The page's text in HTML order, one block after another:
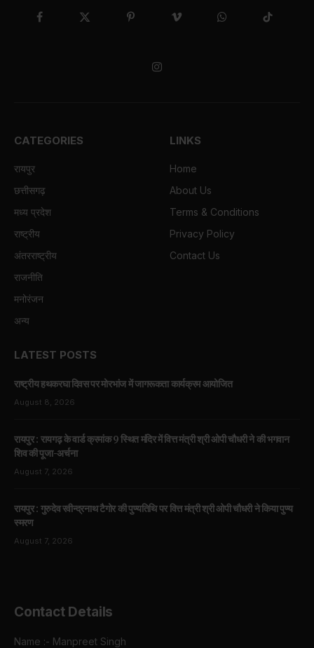
FacebookX
Pinterest Vimeo WhatsAppTikTok
Instagram
CATEGORIES
रायपुर
छत्तीसगढ़
मध्य प्रदेश
राष्ट्रीय
अंतरराष्ट्रीय
राजनीति
मनोरंजन
अन्य
LINKS
Home
About Us
Terms & Conditions
Privacy Policy
Contact Us
LATEST POSTS
राष्ट्रीय हथकरघा दिवस पर मोरभांज में जागरूकता कार्यक्रम आयोजित
August 8, 2026
रायपुर : रायगढ़ के वार्ड क्रमांक 9 स्थित मंदिर में वित्त मंत्री श्री ओपी चौधरी ने की भगवान
शिव की पूजा-अर्चना
August 7, 2026
रायपुर : गुरुदेव रवीन्द्रनाथ टैगोर की पुण्यतिथि पर वित्त मंत्री श्री ओपी चौधरी ने किया पुण्य
स्मरण
August 7, 2026
Contact Details
Name :- Manpreet Singh